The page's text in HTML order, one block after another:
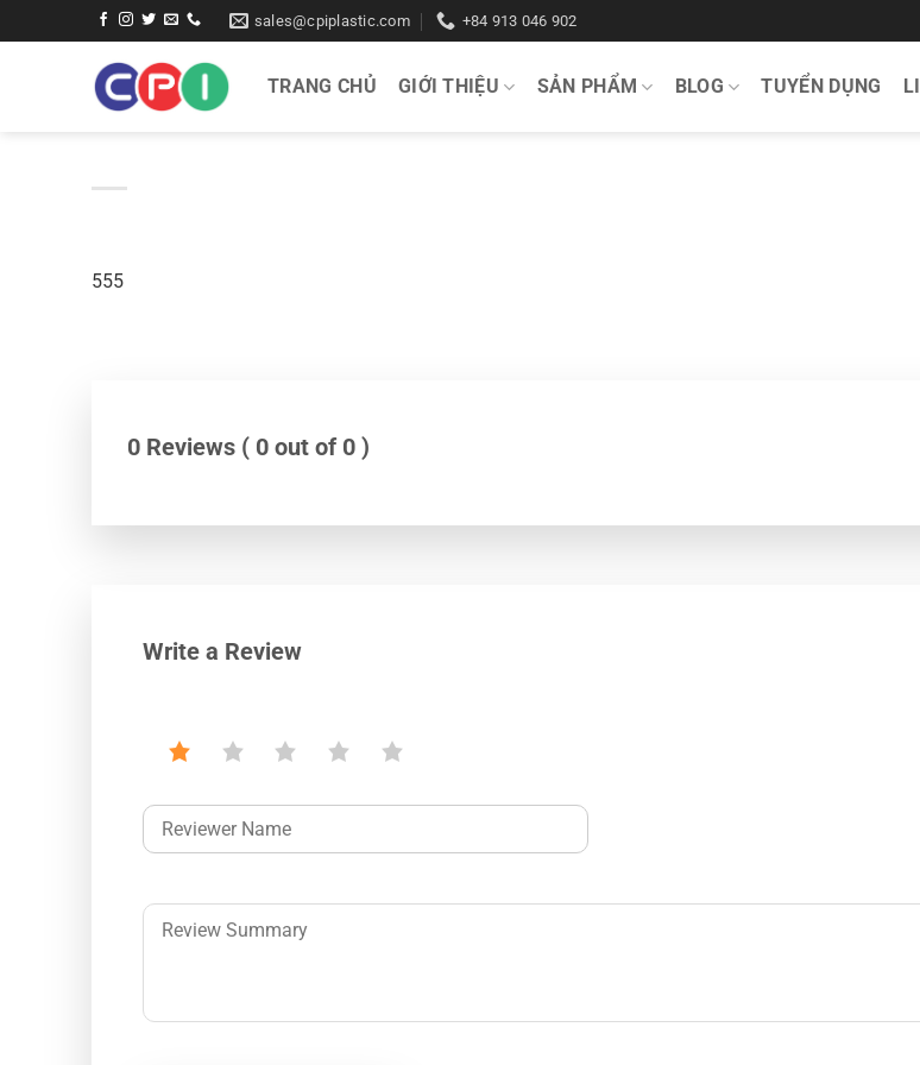
qua
sales@cpiplastic.com +84 913 046 902
TRANG CHỦ GIỚI THIỆU SẢN PHẨM BLOG TUYỂN DỤNG
555
0 Reviews ( 0 out of 0 )
Write a Review